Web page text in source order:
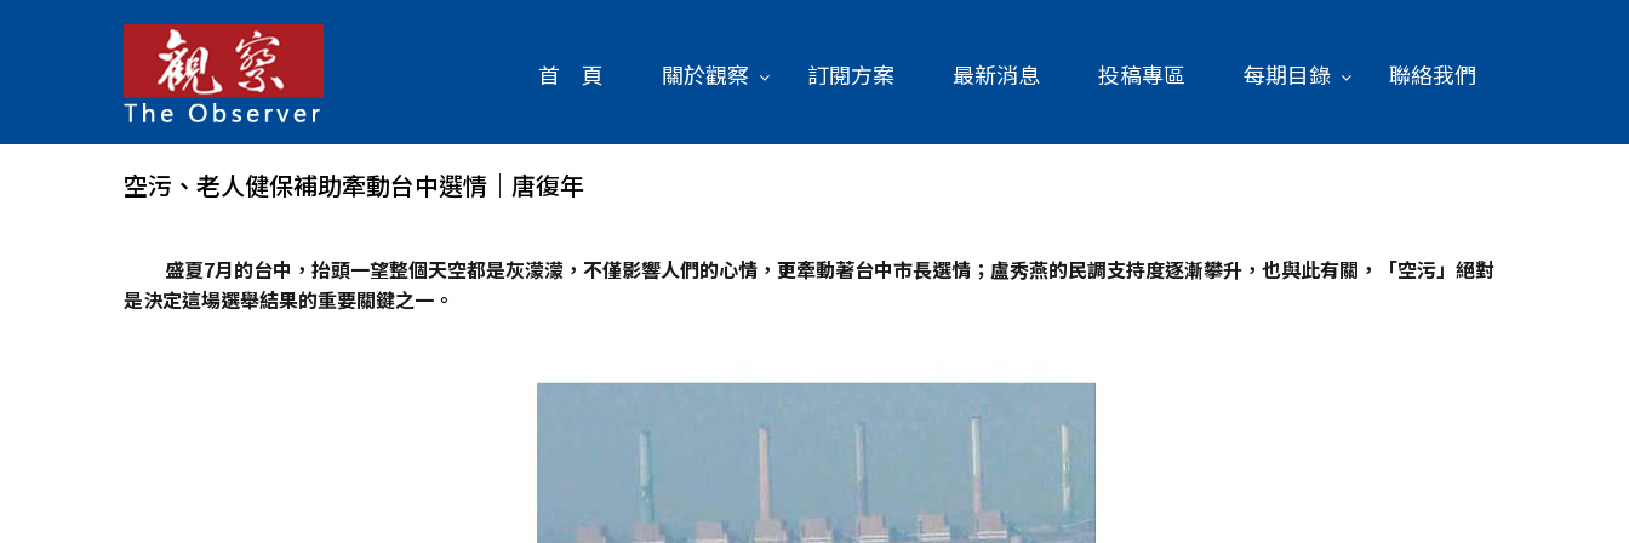
首 頁 關於觀察 訂閱方案 最新消息 投稿專區 每期目錄 聯絡我們
空污、老人健保補助牽動台中選情│唐復年
盛夏7月的台中，抬頭一望整個天空都是灰濛濛，不僅影響人們的心情，更牽動著台中市長選情；盧秀燕的民調支持度逐漸攀升，也與此有關，「空污」絕對
是決定這場選舉結果的重要關鍵之一。